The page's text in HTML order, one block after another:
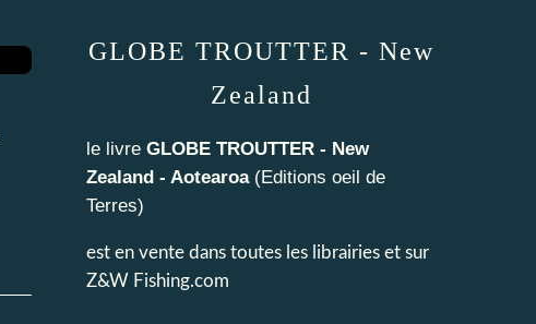
GLOBE TROUTTER - New
Zealand
le livre GLOBE TROUTTER - New
Zealand - Aotearoa(Editions oeil de
Terres)
est en vente dans toutes les librairies et sur
Z&W Fishing.com